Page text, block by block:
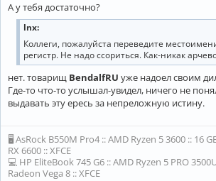
А у тебя достаточно?
lnx:
Коллеги, пожалуйста переведите
регистр. Не надо ссориться. Как-никак
нет. товарищ BendalfRU уже надоел своим
Где-то что-то услышал-увидел, ничего не
выдавать эту ересь за непреложную истину.
🖥 AsRock B550M Pro4 :: AMD Ryzen 5 3600 :: 16
RX 6600 :: XFCE
💻 HP EliteBook 745 G6 :: AMD Ryzen 5 PRO
Radeon Vega 8 :: XFCE